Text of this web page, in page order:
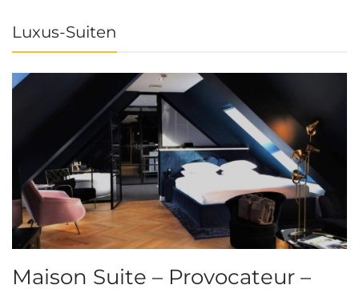
Luxus-Suiten
Maison Suite – Provocateur –